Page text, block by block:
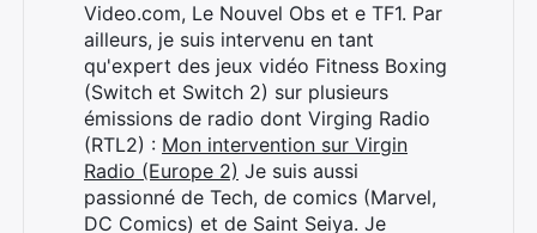
Video.com, Le Nouvel Obs et e TF1. Par
ailleurs, je suis intervenu en tant
qu'expert des jeux vidéo Fitness Boxing
(Switch et Switch 2) sur plusieurs
émissions de radio dont Virging Radio
(RTL2) : Mon intervention sur Virgin
Radio (Europe 2) Je suis aussi
passionné de Tech, de comics (Marvel,
DC Comics) et de Saint Seiya. Je